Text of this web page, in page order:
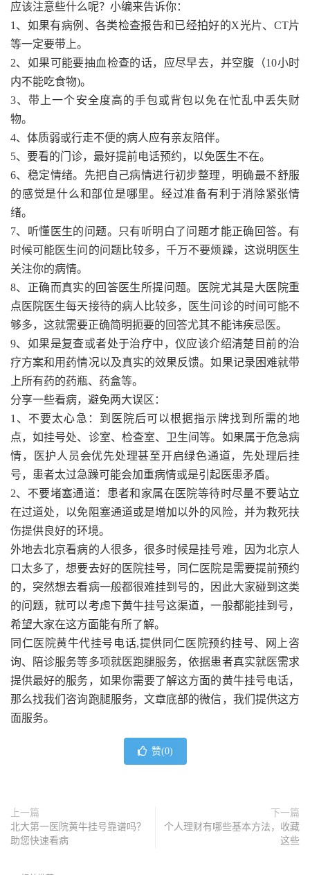
应该注意些什么呢？小编来告诉你：
1、如果有病例、各类检查报告和已经拍好的X光片、CT片
等一定要带上。
2、如果可能要抽血检查的话，应尽早去，并空腹（10小时
内不能吃食物)。
3、带上一个安全度高的手包或背包以免在忙乱中丢失财
物。
4、体质弱或行走不便的病人应有亲友陪伴。
5、要看的门诊，最好提前电话预约，以免医生不在。
6、稳定情绪。先把自己病情进行初步整理，明确最不舒服
的感觉是什么和部位是哪里。经过准备有利于消除紧张情
绪。
7、听懂医生的问题。只有听明白了问题才能正确回答。有
时候可能医生问的问题比较多，千万不要烦躁，这说明医生
关注你的病情。
8、正确而真实的回答医生所提问题。医院尤其是大医院重
点医院医生每天接待的病人比较多，医生问诊的时间可能不
够多，这就需要正确简明扼要的回答尤其不能讳疾忌医。
9、如果是复查或者处于治疗中，仪应该介绍清楚目前的治
疗方案和用药情况以及真实的效果反馈。如果记录困难就带
上所有药的药瓶、药盒等。
分享一些看病，避免两大误区：
1、不要太心急：到医院后可以根据指示牌找到所需的地
点，如挂号处、诊室、检查室、卫生间等。如果属于危急病
情，医护人员会优先处理甚至开启绿色通道，先处理后挂
号，患者太过急躁可能会加重病情或是引起医患矛盾。
2、不要堵塞通道：患者和家属在医院等待时尽量不要站立
在过道处，以免阻塞通道或是增加以外的风险，并为救死扶
伤提供良好的环境。
外地去北京看病的人很多，很多时候是挂号难，因为北京人
口太多了，想要去好的医院挂号，同仁医院是需要提前预约
的，突然想去看病一般都很难挂到号的，因此大家碰到这类
的问题，就可以考虑下黄牛挂号这渠道，一般都能挂到号，
希望大家在这方面能有所了解。
同仁医院黄牛代挂号电话,提供同仁医院预约挂号、网上咨
询、陪诊服务等多项就医跑腿服务，依据患者真实就医需求
提供最好的服务，如果你需要了解这方面的黄牛挂号电话，
那么找我们咨询跑腿服务，文章底部的微信，我们提供这方
面服务。
赞(0)
上一篇
北大第一医院黄牛挂号靠谱吗？
助您快速看病
下一篇
个人理财有哪些基本方法，收藏
这些